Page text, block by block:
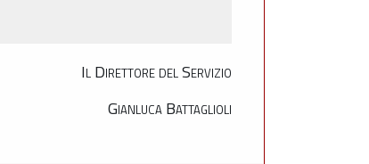
Il Direttore del Servizio
Gianluca Battaglioli